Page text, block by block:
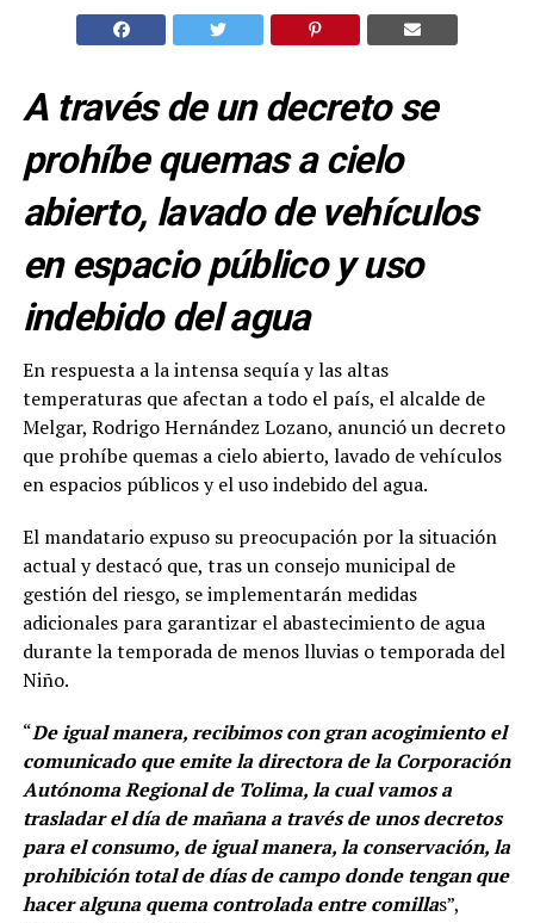
A través de un decreto se
prohíbe quemas a cielo
abierto, lavado de vehículos
en espacio público y uso
indebido del agua
En respuesta a la intensa sequía y las altas
temperaturas que afectan a todo el país, el alcalde de
Melgar, Rodrigo Hernández Lozano, anunció un decreto
que prohíbe quemas a cielo abierto, lavado de vehículos
en espacios públicos y el uso indebido del agua.
El mandatario expuso su preocupación por la situación
actual y destacó que, tras un consejo municipal de
gestión del riesgo, se implementarán medidas
adicionales para garantizar el abastecimiento de agua
durante la temporada de menos lluvias o temporada del
Niño.
“De igual manera, recibimos con gran acogimiento el
comunicado que emite la directora de la Corporación
Autónoma Regional de Tolima, la cual vamos a
trasladar el día de mañana a través de unos decretos
para el consumo, de igual manera, la conservación, la
prohibición total de días de campo donde tengan que
hacer alguna quema controlada entre comillas”,